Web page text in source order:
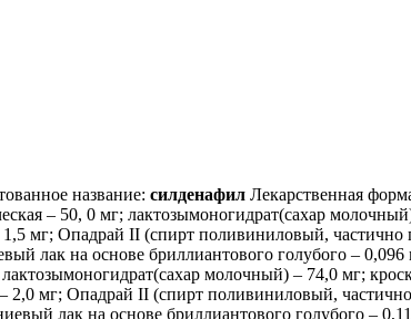
название: силденафил Лекарственная
– 50, 0 мг; лактозымоногидрат(сахар
мг; Опадрай II (спирт поливиниловый,
лак на основе бриллиантового голубого –
молочный) – 74,0 мг;
2,0 мг; Опадрай II (спирт поливиниловый,
лак на основе бриллиантового голубого –